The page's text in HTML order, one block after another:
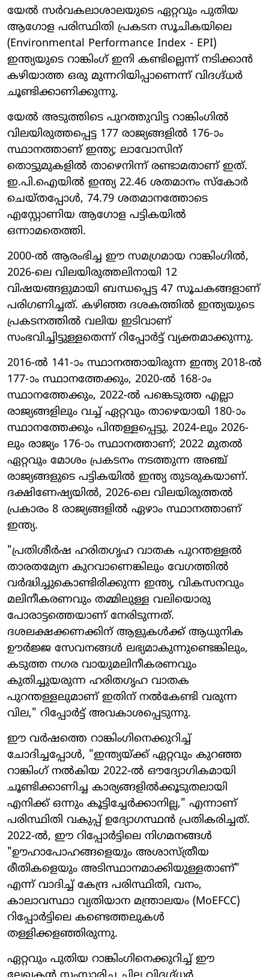
യേൽ സർവകലാശാലയുടെ ഏറ്റവും പുതിയ
ആഗോള പരിസ്ഥിതി പ്രകടന സൂചികയിലെ
(Environmental Performance Index - EPI)
ഇന്ത്യയുടെ റാങ്കിംഗ് ഇനി കണ്ടില്ലെന്ന് നടിക്കാൻ
കഴിയാത്ത ഒരു മുന്നറിയിപ്പാണെന്ന് വിദഗ്ദ്ധർ
ചൂണ്ടിക്കാണിക്കുന്നു.
യേൽ അടുത്തിടെ പുറത്തുവിട്ട റാങ്കിംഗിൽ
വിലയിരുത്തപ്പെട്ട 177 രാജ്യങ്ങളിൽ 176-ാം
സ്ഥാനത്താണ് ഇന്ത്യ; ലാവോസിന്
തൊട്ടുമുകളിൽ താഴെനിന്ന് രണ്ടാമതാണ് ഇത്.
ഇ.പി.ഐയിൽ ഇന്ത്യ 22.46 ശതമാനം സ്കോർ
ചെയ്തപ്പോൾ, 74.79 ശതമാനത്തോടെ
എസ്റ്റോണിയ ആഗോള പട്ടികയിൽ
ഒന്നാമതെത്തി.
2000-ൽ ആരംഭിച്ച ഈ സമഗ്രമായ റാങ്കിംഗിൽ,
2026-ലെ വിലയിരുത്തലിനായി 12
വിഷയങ്ങളുമായി ബന്ധപ്പെട്ട 47 സൂചകങ്ങളാണ്
പരിഗണിച്ചത്. കഴിഞ്ഞ ദശകത്തിൽ ഇന്ത്യയുടെ
പ്രകടനത്തിൽ വലിയ ഇടിവാണ്
സംഭവിച്ചിട്ടുള്ളതെന്ന് റിപ്പോർട്ട് വ്യക്തമാക്കുന്നു.
2016-ൽ 141-ാം സ്ഥാനത്തായിരുന്ന ഇന്ത്യ 2018-ൽ
177-ാം സ്ഥാനത്തേക്കും, 2020-ൽ 168-ാം
സ്ഥാനത്തേക്കും, 2022-ൽ പങ്കെടുത്ത എല്ലാ
രാജ്യങ്ങളിലും വച്ച് ഏറ്റവും താഴെയായി 180-ാം
സ്ഥാനത്തേക്കും പിന്തള്ളപ്പെട്ടു. 2024-ലും 2026-
ലും രാജ്യം 176-ാം സ്ഥാനത്താണ്; 2022 മുതൽ
ഏറ്റവും മോശം പ്രകടനം നടത്തുന്ന അഞ്ച്
രാജ്യങ്ങളുടെ പട്ടികയിൽ ഇന്ത്യ തുടരുകയാണ്.
ദക്ഷിണേഷ്യയിൽ, 2026-ലെ വിലയിരുത്തൽ
പ്രകാരം 8 രാജ്യങ്ങളിൽ ഏഴാം സ്ഥാനത്താണ്
ഇന്ത്യ.
"പ്രതിശീർഷ ഹരിതഗൃഹ വാതക പുറന്തള്ളൽ
താരതമ്യേന കുറവാണെങ്കിലും വേഗത്തിൽ
വർദ്ധിച്ചുകൊണ്ടിരിക്കുന്ന ഇന്ത്യ, വികസനവും
മലിനീകരണവും തമ്മിലുള്ള വലിയൊരു
പോരാട്ടത്തെയാണ് നേരിടുന്നത്.
ദശലക്ഷക്കണക്കിന് ആളുകൾക്ക് ആധുനിക
ഊർജ്ജ സേവനങ്ങൾ ലഭ്യമാകുന്നുണ്ടെങ്കിലും,
കടുത്ത നഗര വായുമലിനീകരണവും
കുതിച്ചുയരുന്ന ഹരിതഗൃഹ വാതക
പുറന്തള്ളലുമാണ് ഇതിന് നൽകേണ്ടി വരുന്ന
വില," റിപ്പോർട്ട് അവകാശപ്പെടുന്നു.
ഈ വർഷത്തെ റാങ്കിംഗിനെക്കുറിച്ച്
ചോദിച്ചപ്പോൾ, "ഇന്ത്യയ്ക്ക് ഏറ്റവും കുറഞ്ഞ
റാങ്കിംഗ് നൽകിയ 2022-ൽ ഔദ്യോഗികമായി
ചൂണ്ടിക്കാണിച്ച കാര്യങ്ങളിൽക്കൂടുതലായി
എനിക്ക് ഒന്നും കൂട്ടിച്ചേർക്കാനില്ല," എന്നാണ്
പരിസ്ഥിതി വകുപ്പ് ഉദ്യോഗസ്ഥൻ പ്രതികരിച്ചത്.
2022-ൽ, ഈ റിപ്പോർട്ടിലെ നിഗമനങ്ങൾ
"ഊഹാപോഹങ്ങളെയും അശാസ്ത്രീയ
രീതികളെയും അടിസ്ഥാനമാക്കിയുള്ളതാണ്"
എന്ന് വാദിച്ച് കേന്ദ്ര പരിസ്ഥിതി, വനം,
കാലാവസ്ഥാ വ്യതിയാന മന്ത്രാലയം (MoEFCC)
റിപ്പോർട്ടിലെ കണ്ടെത്തലുകൾ
തള്ളിക്കളഞ്ഞിരുന്നു.
ഏറ്റവും പുതിയ റാങ്കിംഗിനെക്കുറിച്ച് ഈ